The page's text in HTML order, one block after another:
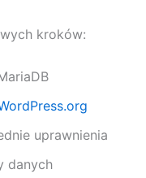
kroków:
uprawnienia
danych